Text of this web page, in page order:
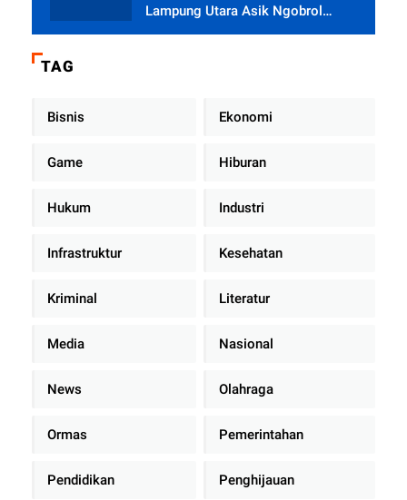
Lampung Utara Asik Ngobrol
Dengan Teman Kencan Wanitanya
TAG
Bisnis Ekonomi
Game Hiburan
Hukum Industri
Infrastruktur Kesehatan
Kriminal Literatur
Media Nasional
News Olahraga
Ormas Pemerintahan
Pendidikan Penghijauan